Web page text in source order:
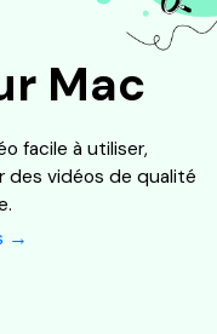
Mac
facile à utiliser,
des vidéos de qualité
→